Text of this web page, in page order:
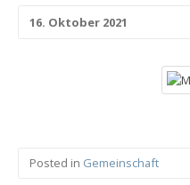
16. Oktober 2021
Posted in Gemeinschaft